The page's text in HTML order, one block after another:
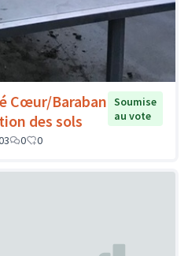
Cœur/Baraban
des sols
Soumise
au vote
0 0